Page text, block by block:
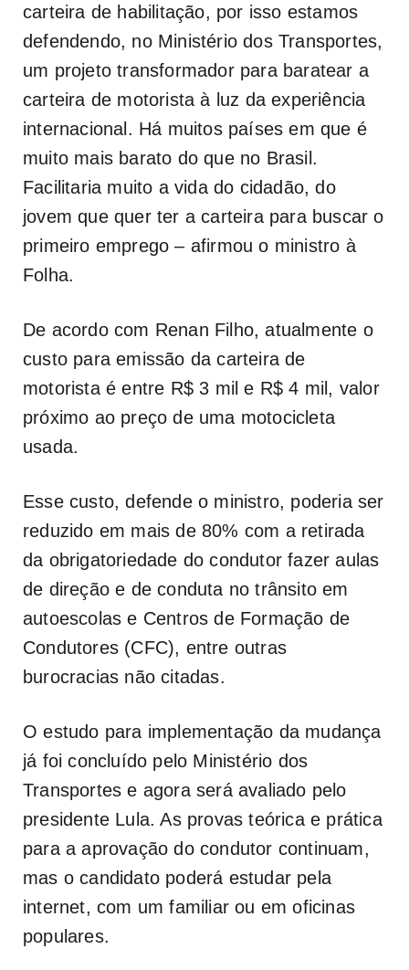
carteira de habilitação, por isso estamos
defendendo, no Ministério dos Transportes,
um projeto transformador para baratear a
carteira de motorista à luz da experiência
internacional. Há muitos países em que é
muito mais barato do que no Brasil.
Facilitaria muito a vida do cidadão, do
jovem que quer ter a carteira para buscar o
primeiro emprego – afirmou o ministro à
Folha.
De acordo com Renan Filho, atualmente o
custo para emissão da carteira de
motorista é entre R$ 3 mil e R$ 4 mil, valor
próximo ao preço de uma motocicleta
usada.
Esse custo, defende o ministro, poderia ser
reduzido em mais de 80% com a retirada
da obrigatoriedade do condutor fazer aulas
de direção e de conduta no trânsito em
autoescolas e Centros de Formação de
Condutores (CFC), entre outras
burocracias não citadas.
O estudo para implementação da mudança
já foi concluído pelo Ministério dos
Transportes e agora será avaliado pelo
presidente Lula. As provas teórica e prática
para a aprovação do condutor continuam,
mas o candidato poderá estudar pela
internet, com um familiar ou em oficinas
populares.